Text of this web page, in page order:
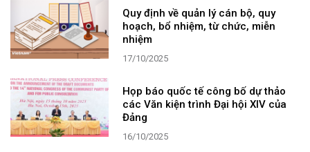
Quy định về quản lý cán bộ, quy
hoạch, bổ nhiệm, từ chức, miễn
nhiệm
17/10/2025
Họp báo quốc tế công bố dự thảo
các Văn kiện trình Đại hội XIV của
Đảng
16/10/2025